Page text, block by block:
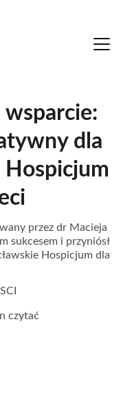
wsparcie:
dla
Hospicjum
przez dr Macieja
sukcesem i przyniósł
Hospicjum dla
czytać